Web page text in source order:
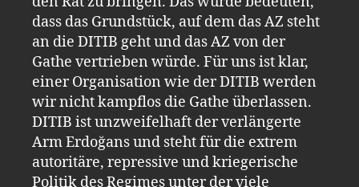
dass das Grundstück, auf dem das AZ steht
an die DITIB geht und das AZ von der
Gathe vertrieben würde. Für uns ist klar,
einer Organisation wie der DITIB werden
wir nicht kampflos die Gathe überlassen.
DITIB ist unzweifelhaft der verlängerte
Arm Erdoğans und steht für die extrem
autoritäre, repressive und kriegerische
Politik des Regimes unter der viele